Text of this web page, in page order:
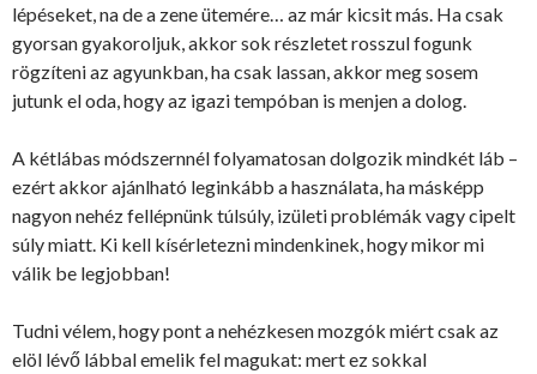
lépéseket, na de a zene ütemére… az már kicsit más. Ha csak
gyorsan gyakoroljuk, akkor sok részletet rosszul fogunk
rögzíteni az agyunkban, ha csak lassan, akkor meg sosem
jutunk el oda, hogy az igazi tempóban is menjen a dolog.
A kétlábas módszernnél folyamatosan dolgozik mindkét láb –
ezért akkor ajánlható leginkább a használata, ha másképp
nagyon nehéz fellépnünk túlsúly, izületi problémák vagy cipelt
súly miatt. Ki kell kísérletezni mindenkinek, hogy mikor mi
válik be legjobban!
Tudni vélem, hogy pont a nehézkesen mozgók miért csak az
elöl lévő lábbal emelik fel magukat: mert ez sokkal